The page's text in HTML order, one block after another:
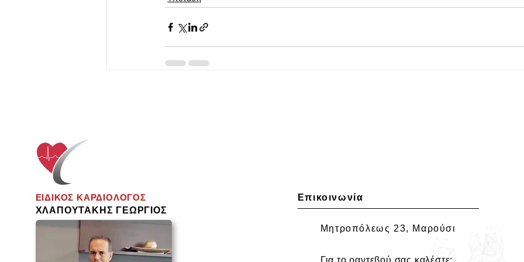
ΕΙΔΙΚΟΣ ΚΑΡΔΙΟΛΟΓΟΣ
ΧΛΑΠΟΥΤΑΚΗΣ ΓΕΩΡΓΙΟΣ
Επικοινωνία
Μητροπόλεως 23, Μαρούσι
Για το ραντεβού σας καλέστε: